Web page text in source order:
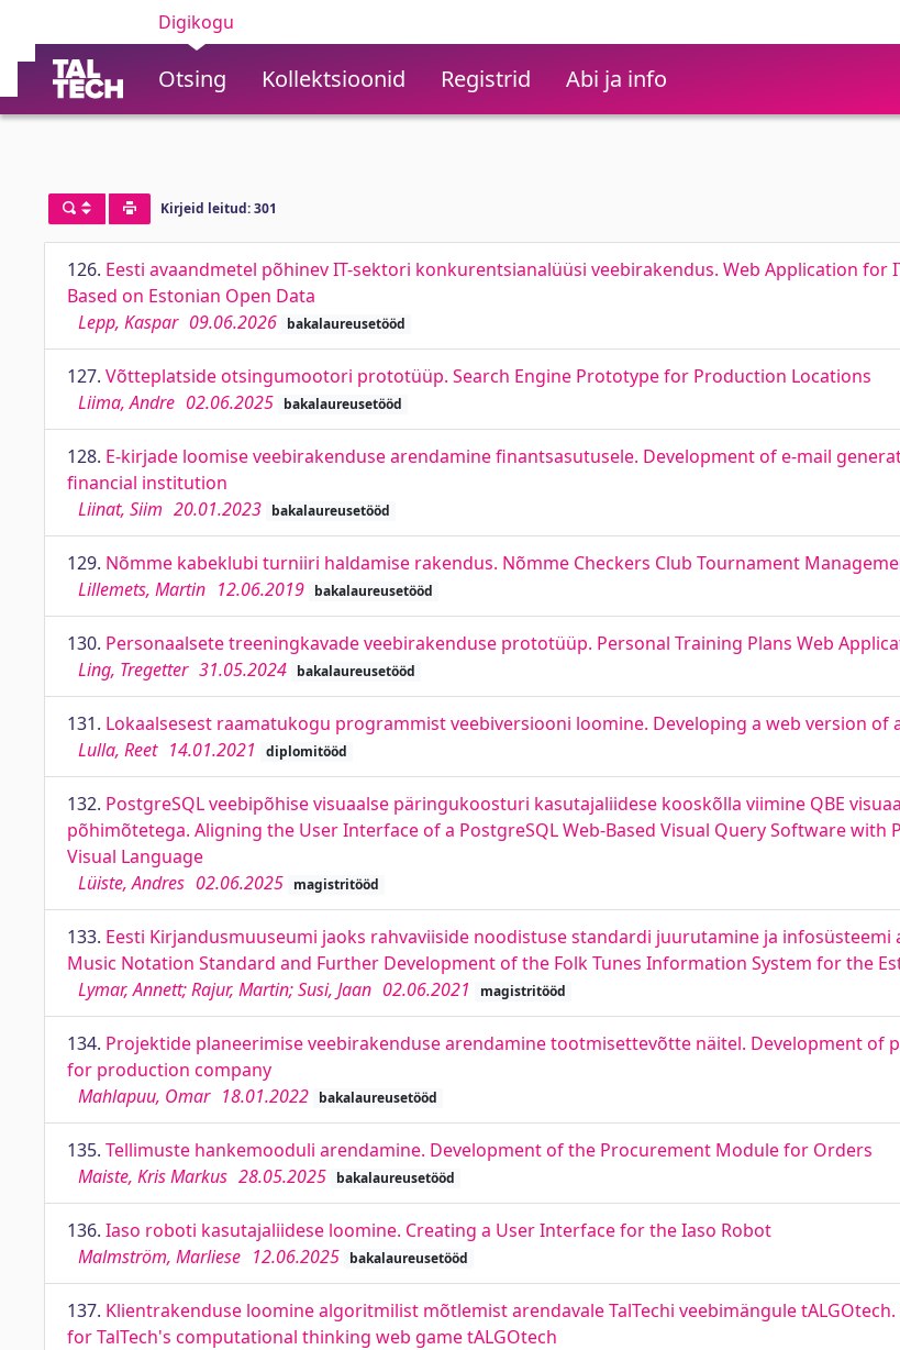
Digikogu
Otsing Kollektsioonid Registrid Abi ja info
Kirjeid leitud: 301
126. Eesti avaandmetel põhinev IT-sektori konkurentsianalüüsi veebirakendus. Web Application for
Based on Estonian Open Data
Lepp, Kaspar 09.06.2026 bakalaureusetööd
127. Võtteplatside otsingumootori prototüüp. Search Engine Prototype for Production Locations
Liima, Andre 02.06.2025 bakalaureusetööd
128. E-kirjade loomise veebirakenduse arendamine finantsasutusele. Development of e-mail
financial institution
Liinat, Siim 20.01.2023 bakalaureusetööd
129. Nõmme kabeklubi turniiri haldamise rakendus. Nõmme Checkers Club Tournament
Lillemets, Martin 12.06.2019 bakalaureusetööd
130. Personaalsete treeningkavade veebirakenduse prototüüp. Personal Training Plans Web
Ling, Tregetter 31.05.2024 bakalaureusetööd
131. Lokaalsesest raamatukogu programmist veebiversiooni loomine. Developing a web version of
Lulla, Reet 14.01.2021 diplomitööd
132. PostgreSQL veebipõhise visuaalse päringukoosturi kasutajaliidese kooskõlla viimine QBE
põhimõtetega. Aligning the User Interface of a PostgreSQL Web-Based Visual Query Software with
Visual Language
Lüiste, Andres 02.06.2025 magistritööd
133. Eesti Kirjandusmuuseumi jaoks rahvaviiside noodistuse standardi juurutamine ja
Music Notation Standard and Further Development of the Folk Tunes Information System for the
Lymar, Annett; Rajur, Martin; Susi, Jaan 02.06.2021 magistritööd
134. Projektide planeerimise veebirakenduse arendamine tootmisettevõtte näitel. Development of
for production company
Mahlapuu, Omar 18.01.2022 bakalaureusetööd
135. Tellimuste hankemooduli arendamine. Development of the Procurement Module for Orders
Maiste, Kris Markus 28.05.2025 bakalaureusetööd
136. Iaso roboti kasutajaliidese loomine. Creating a User Interface for the Iaso Robot
Malmström, Marliese 12.06.2025 bakalaureusetööd
137. Klientrakenduse loomine algoritmilist mõtlemist arendavale TalTechi veebimängule
for TalTech's computational thinking web game tALGOtech